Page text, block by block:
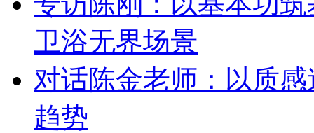
卫浴无界场景
对话陈金老师：以质
趋势